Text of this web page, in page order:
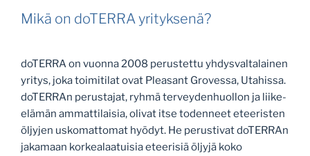
Mikä on doTERRA yrityksenä?
doTERRA on vuonna 2008 perustettu yhdysvaltalainen
yritys, joka toimitilat ovat Pleasant Grovessa, Utahissa.
doTERRAn perustajat, ryhmä terveydenhuollon ja liike-
elämän ammattilaisia, olivat itse todenneet eteeristen
öljyjen uskomattomat hyödyt. He perustivat doTERRAn
jakamaan korkealaatuisia eteerisiä öljyjä koko